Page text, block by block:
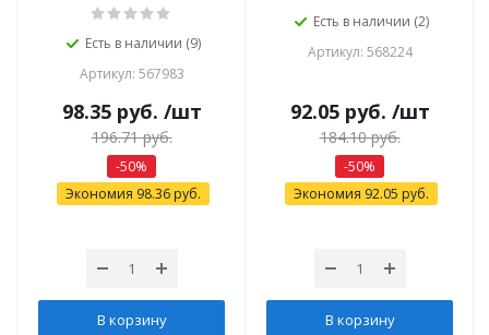
Есть в наличии (9)
Артикул: 567983
98.35руб. /шт
196.71руб.
-50%
Экономия 98.36 руб.
В корзину
Есть в наличии (2)
Артикул: 568224
92.05руб. /шт
184.10руб.
-50%
Экономия 92.05 руб.
В корзину